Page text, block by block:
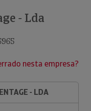
- Lda
nesta empresa?
- LDA